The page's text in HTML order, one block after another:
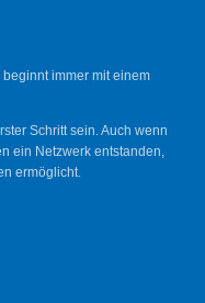
immer mit einem
Schritt sein. Auch wenn
ein Netzwerk entstanden,
ermöglicht.